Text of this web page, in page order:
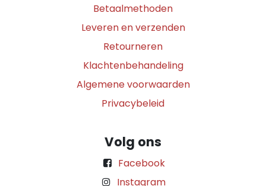
Betaalmethoden
Leveren en verzenden
Retourneren
Klachtenbehandeling
Algemene voorwaarden
Privacybeleid
Volg ons
Facebook
Instagram